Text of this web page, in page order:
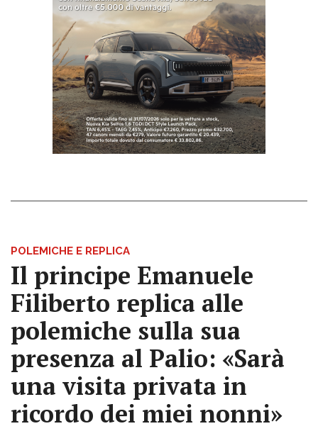
POLEMICHE E REPLICA
Il principe Emanuele
Filiberto replica alle
polemiche sulla sua
presenza al Palio: «Sarà
una visita privata in
ricordo dei miei nonni»